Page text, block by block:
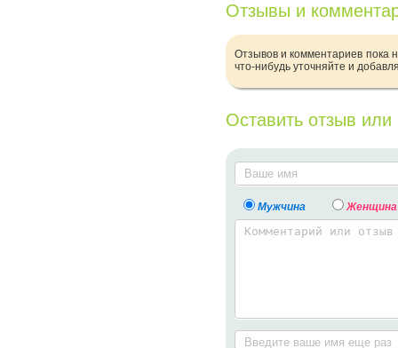
Отзывы и
Отзывов и комментариев пока
что-нибудь уточняйте и
Оставить отзыв
Мужчина Женщина